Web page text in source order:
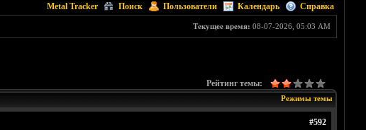
Metal Tracker Поиск Пользователи Календарь Справка
Текущее время: 08-07-2026, 05:03 AM
Рейтинг темы:
Режимы темы
#592